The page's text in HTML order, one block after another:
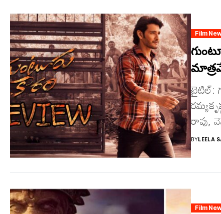
Film
టైటిల్‌:
రావు,
BYLEELA
Film